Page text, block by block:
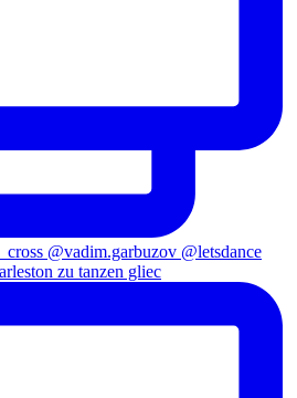
zu tanzen gliec